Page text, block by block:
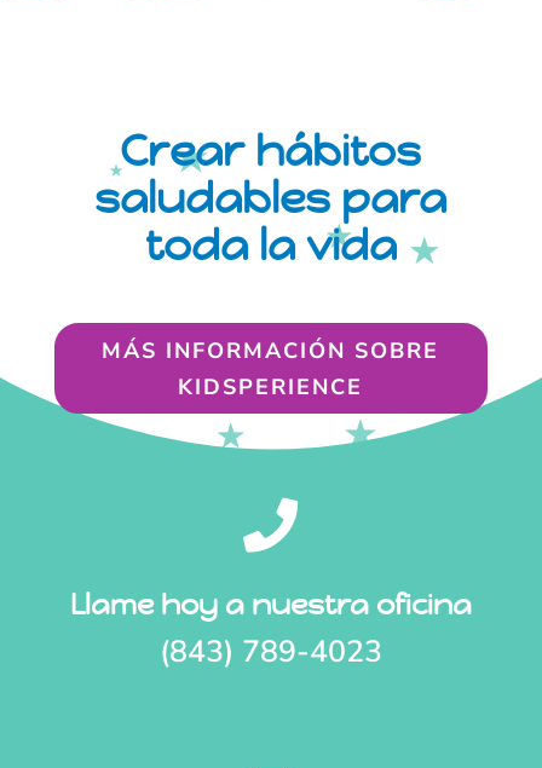
Crear hábitos
saludables para
toda la vida
MÁS INFORMACIÓN SOBRE
KIDSPERIENCE

Llame hoy a nuestra oficina
(843) 789-4023